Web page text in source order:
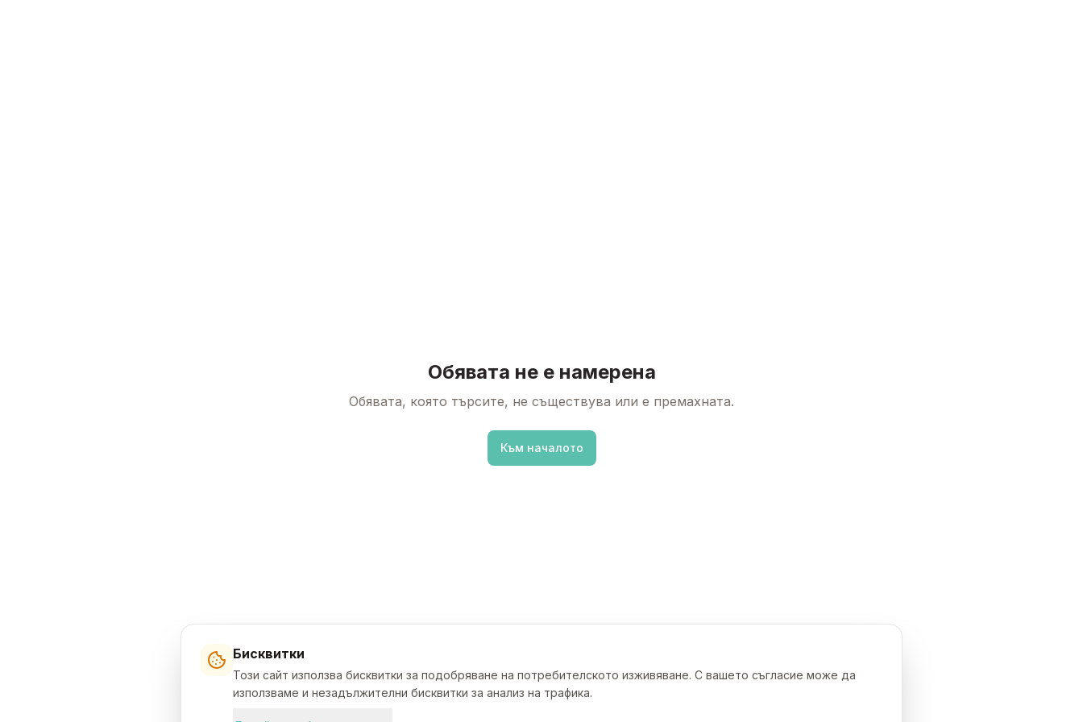
Обявата не е намерена
Обявата, която търсите, не съществува или е премахната.
Към началото
Бисквитки
Този сайт използва бисквитки за подобряване на потребителското изживяване. С вашето съгласие може да
използваме и незадължителни бисквитки за анализ на трафика.